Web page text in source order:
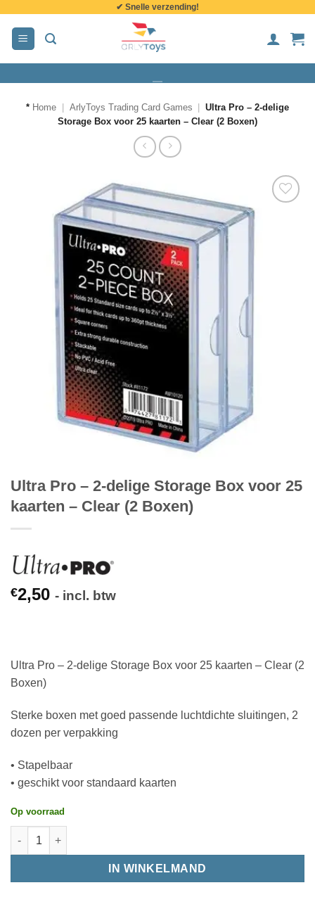
inhoud
✔ Snelle verzending!
* Home ArlyToys Trading Card Games
Ultra Pro – 2-delige
Storage Box voor 25 kaarten – Clear (2 Boxen)
Ultra Pro – 2-delige Storage Box voor 25
kaarten – Clear (2 Boxen)
€2,50 - incl. btw
Ultra Pro – 2-delige Storage Box voor 25 kaarten – Clear (2
Boxen)
Sterke boxen met goed passende luchtdichte sluitingen, 2
dozen per verpakking
• Stapelbaar
• geschikt voor standaard kaarten
Op voorraad
IN WINKELMAND